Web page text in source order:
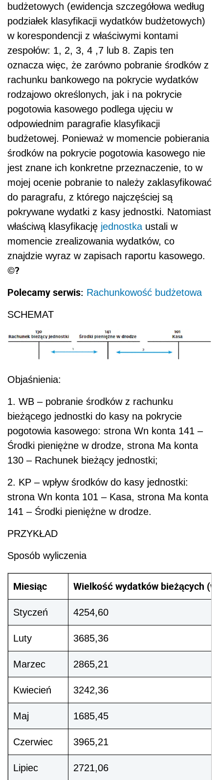
budżetowych (ewidencja szczegółowa według
podziałek klasyfikacji wydatków budżetowych)
w korespondencji z właściwymi kontami
zespołów: 1, 2, 3, 4 ,7 lub 8. Zapis ten
oznacza więc, że zarówno pobranie środków z
rachunku bankowego na pokrycie wydatków
rodzajowo określonych, jak i na pokrycie
pogotowia kasowego podlega ujęciu w
odpowiednim paragrafie klasyfikacji
budżetowej. Ponieważ w momencie pobierania
środków na pokrycie pogotowia kasowego nie
jest znane ich konkretne przeznaczenie, to w
mojej ocenie pobranie to należy zaklasyfikować
do paragrafu, z którego najczęściej są
pokrywane wydatki z kasy jednostki. Natomiast
właściwą klasyfikację jednostka ustali w
momencie zrealizowania wydatków, co
znajdzie wyraz w zapisach raportu kasowego.
©?
Polecamy serwis: Rachunkowość budżetowa
SCHEMAT
Objaśnienia:
1. WB – pobranie środków z rachunku
bieżącego jednostki do kasy na pokrycie
pogotowia kasowego: strona Wn konta 141 –
Środki pieniężne w drodze, strona Ma konta
130 – Rachunek bieżący jednostki;
2. KP – wpływ środków do kasy jednostki:
strona Wn konta 101 – Kasa, strona Ma konta
141 – Środki pieniężne w drodze.
PRZYKŁAD
Sposób wyliczenia
Miesiąc Wielkość wydatków bieżących
Styczeń 4254,60
Luty 3685,36
Marzec 2865,21
Kwiecień 3242,36
Maj 1685,45
Czerwiec 3965,21
Lipiec 2721,06